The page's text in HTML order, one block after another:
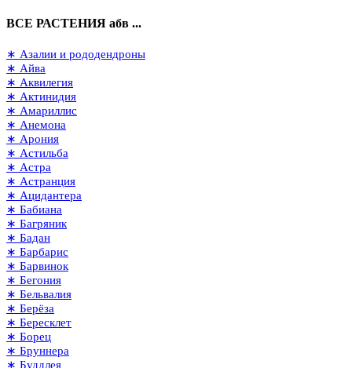
ВСЕ РАСТЕНИЯ абв ...
∗ Азалии и рододендроны
∗ Айва
∗ Аквилегия
∗ Актинидия
∗ Амариллис
∗ Анемона
∗ Арония
∗ Астильба
∗ Астра
∗ Астранция
∗ Ацидантера
∗ Бабиана
∗ Багряник
∗ Бадан
∗ Барбарис
∗ Барвинок
∗ Бегония
∗ Бельвалия
∗ Берёза
∗ Бересклет
∗ Борец
∗ Бруннера
∗ Буддлея